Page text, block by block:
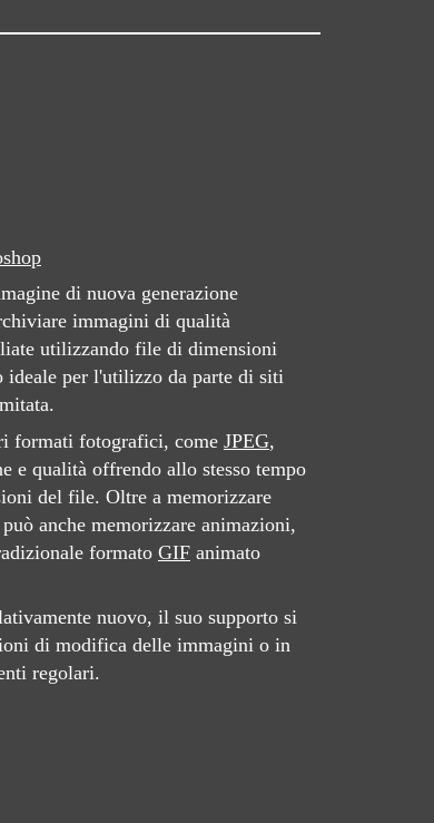
di nuova generazione
immagini di qualità
utilizzando file di dimensioni
per l'utilizzo da parte di siti
formati fotografici, come JPEG,
qualità offrendo allo stesso tempo
del file. Oltre a memorizzare
anche memorizzare animazioni,
formato GIF animato
nuovo, il suo supporto si
di modifica delle immagini o in
regolari.